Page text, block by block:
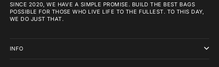
SINCE 2020, WE HAVE A SIMPLE PROMISE. BUILD THE BEST BAGS
POSSIBLE FOR THOSE WHO LIVE LIFE TO THE FULLEST. TO THIS DAY,
WE DO JUST THAT.
INFO